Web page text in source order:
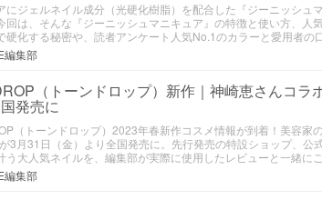
にジェルネイル成分（光硬化樹脂）を配合した『ジーニッシュ
は、そんな『ジーニッシュマニキュア』の特徴と使い方、人
硬化する秘密や、読者アンケート人気No.1のカラーと愛用者の
編集部
（トーンドロップ）新作｜神崎恵さんコラ
発売に
（トーンドロップ）2023年春新作コスメ情報が到着！美容家
3月31日（金）より全国発売に。先行発売の特設ショップ、公
う大人気ネイルを、編集部が実際に使用したレビューと一緒にご
編集部